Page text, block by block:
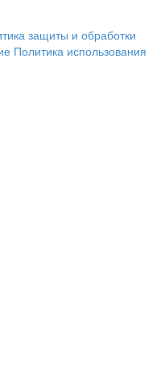
защиты и обработки
Политика использования